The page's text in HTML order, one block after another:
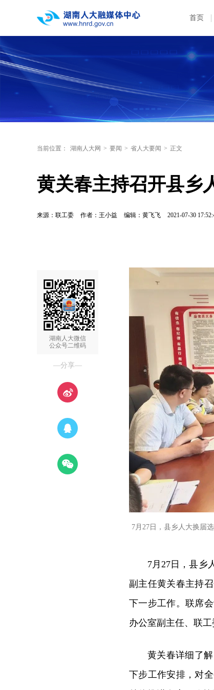
首页
当前位置： 湖南人大网 > 要闻 > 省人大要闻 > 正文
黄关春主持召开县乡
来源：联工委 作者：王小益 编辑：黄飞飞 2021-07-30
湖南人大微信
公众号二维码
—分享—
7月27日，县乡人大换届
7月27日，县乡
副主任黄关春主持
下一步工作。联席
办公室副主任、联工
黄关春详细了
下步工作安排，对